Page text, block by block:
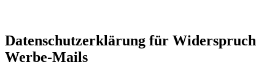
Datenschutzerklärung für Widerspruch
Werbe-Mails